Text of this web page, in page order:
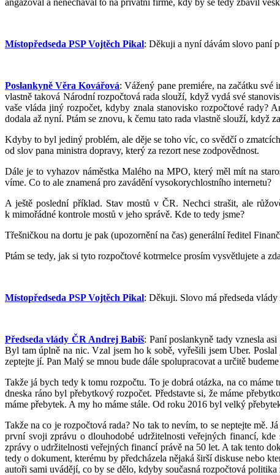
Místopředseda PSP Vojtěch Pikal: Děkuji a nyní dávám slovo paní
Poslankyně Věra Kovářová: Vážený pane premiére, na začátku
vlastně taková Národní rozpočtová rada slouží, když vydá své
vaše vláda jiný rozpočet, kdyby znala stanovisko rozpočtové rady?
dodala až nyní. Ptám se znovu, k čemu tato rada vlastně slouží, když
Kdyby to byl jediný problém, ale děje se toho víc, co svědčí o
od slov pana ministra dopravy, který za rezort nese zodpovědnost.
Dále je to vyhazov náměstka Malého na MPO, který měl mít na
víme. Co to ale znamená pro zavádění vysokorychlostního internetu?
A ještě poslední příklad. Stav mostů v ČR. Nechci strašit, ale
k mimořádné kontrole mostů v jeho správě. Kde to tedy jsme?
Třešničkou na dortu je pak (upozornění na čas) generální ředitel
Ptám se tedy, jak si tyto rozpočtové kotrmelce prosím vysvětlujete a
Místopředseda PSP Vojtěch Pikal: Děkuji. Slovo má předseda
Předseda vlády ČR Andrej Babiš: Paní poslankyně tady vznesla
Byl tam úplně na nic. Vzal jsem ho k sobě, vyřešili jsem Uber.
zeptejte jí. Pan Malý se mnou bude dále spolupracovat a určitě
Takže já bych tedy k tomu rozpočtu. To je dobrá otázka, na co
dneska ráno byl přebytkový rozpočet. Představte si, že máme
máme přebytek. A my ho máme stále. Od roku 2016 byl velký
Takže na co je rozpočtová rada? No tak to nevím, to se neptejte mě.
první svoji zprávu o dlouhodobé udržitelnosti veřejných financí,
zprávy o udržitelnosti veřejných financí právě na 50 let. A tak tento
tedy o dokument, kterému by předcházela nějaká širší diskuse nebo
autoři sami uvádějí, co by se dělo, kdyby současná rozpočtová